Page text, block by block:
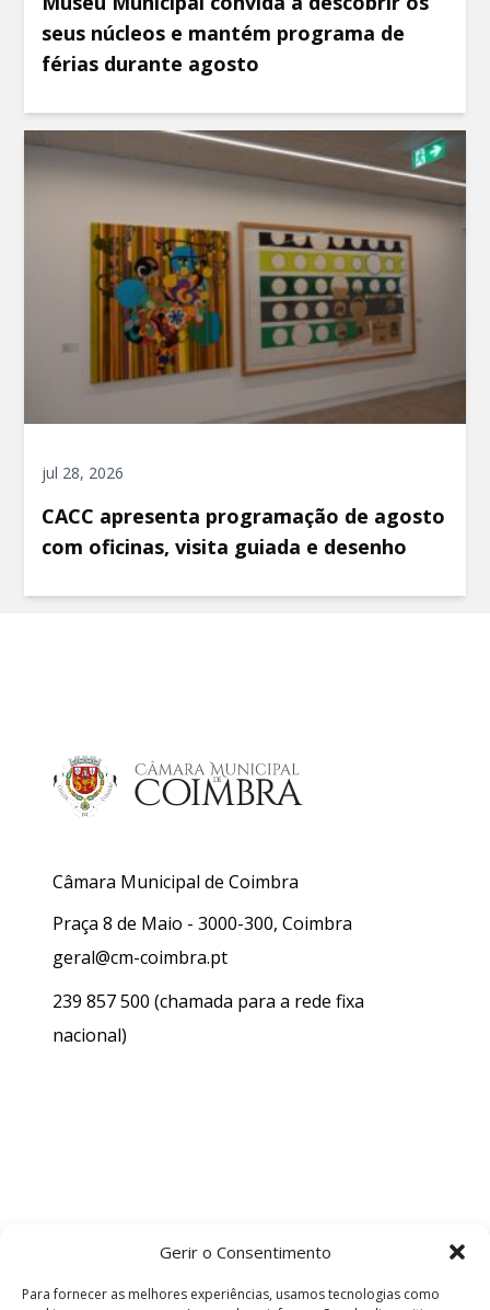
Gerir o Consentimento
Para fornecer as melhores experiências, usamos tecnologias como
seus núcleos e mantém programa de
férias durante agosto
jul 28, 2026
CACC apresenta programação de agosto
com oficinas, visita guiada e desenho
Câmara Municipal de Coimbra
Praça 8 de Maio - 3000-300, Coimbra
geral@cm-coimbra.pt
239 857 500 (chamada para a rede fixa
nacional)